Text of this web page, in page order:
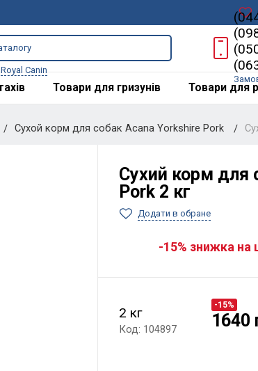
Royal Canin
Товари для гризунів Товари для
Сухой корм для собак Acana Yorkshire Pork
Сухий корм для
Pork 2 кг
Додати в обране
-15% знижка на
2 кг
Код: 104897
-15%
1640